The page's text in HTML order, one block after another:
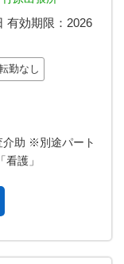
有効期限： 2026
勤なし
介助 ※別途パート
護」